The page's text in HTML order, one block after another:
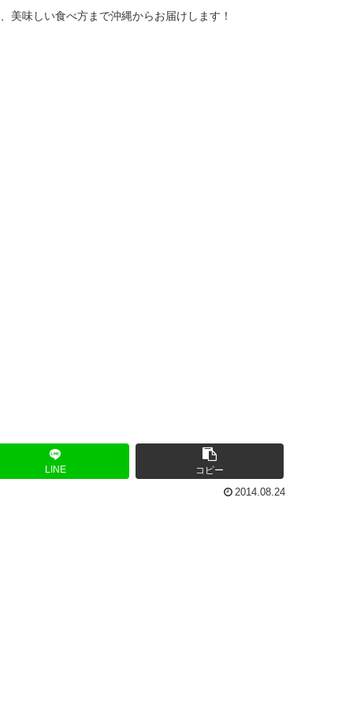
美味しい食べ方まで沖縄からお届けします！
LINE
コピー
2014.08.24